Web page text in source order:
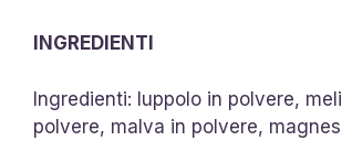
INGREDIENTI
Ingredienti: luppolo in polvere,
polvere, malva in polvere,